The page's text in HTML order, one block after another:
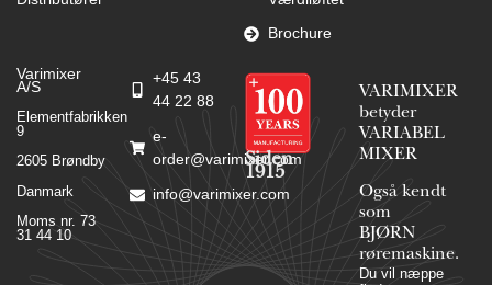
Brochure
Varimixer
A/S
Elementfabrikken
9
2605 Brøndby
Danmark
Moms nr. 73
31 44 10
+45 43
44 22 88
e-
order@varimixer.com
info@varimixer.com
Siden
1915
VARIMIXER
betyder
VARIABEL
MIXER
Også kendt
som
BJØRN
røremaskine.
Du vil næppe